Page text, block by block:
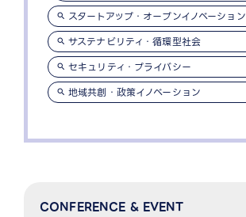
CONFERENCE & EVENT
スタートアップ・オープンイノベーション
サステナビリティ・循環型社会
セキュリティ・プライバシー
地域共創・政策イノベーション